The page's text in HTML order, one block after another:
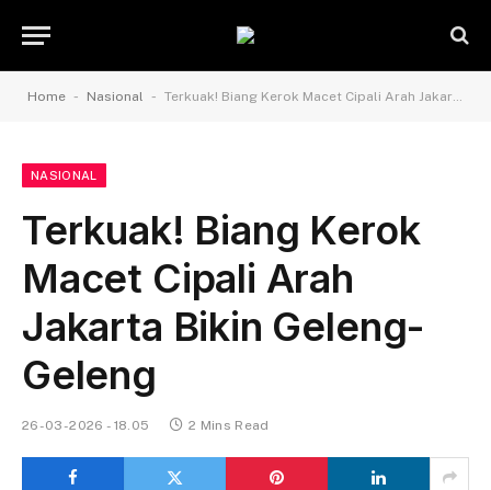
Home - Nasional - Terkuak! Biang Kerok Macet Cipali Arah Jakarta Bikin Geleng-Geleng
NASIONAL
Terkuak! Biang Kerok
Macet Cipali Arah
Jakarta Bikin Geleng-
Geleng
26-03-2026 - 18.05 2 Mins Read